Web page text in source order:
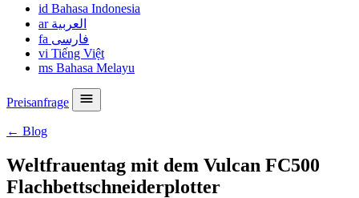
id Bahasa Indonesia
ar العربية
fa فارسی
vi Tiếng Việt
ms Bahasa Melayu
Preisanfrage
← Blog
Weltfrauentag mit dem Vulcan FC500
Flachbettschneiderplotter